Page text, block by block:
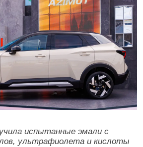
испытанные эмали с
ультрафиолета и кислоты